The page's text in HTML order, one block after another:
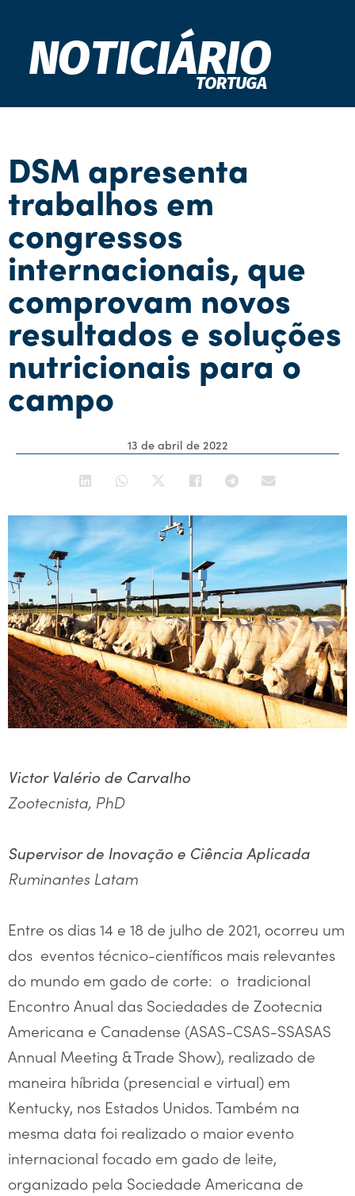
DSM apresenta
trabalhos em
congressos
internacionais, que
comprovam novos
resultados e soluções
nutricionais para o
campo
13 de abril de 2022
Victor Valério de Carvalho
Zootecnista, PhD
Supervisor de Inovação e Ciência Aplicada
Ruminantes Latam
Entre os dias 14 e 18 de julho de 2021, ocorreu um
dos eventos técnico-científicos mais relevantes
do mundo em gado de corte: o tradicional
Encontro Anual das Sociedades de Zootecnia
Americana e Canadense (ASAS-CSAS-SSASAS
Annual Meeting & Trade Show), realizado de
maneira híbrida (presencial e virtual) em
Kentucky, nos Estados Unidos. Também na
mesma data foi realizado o maior evento
internacional focado em gado de leite,
organizado pela Sociedade Americana de